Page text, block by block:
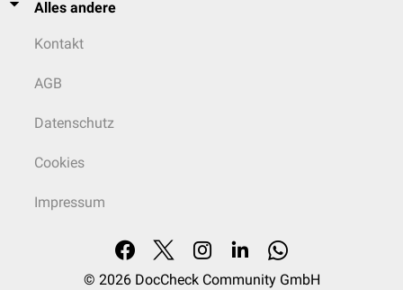
Alles andere
Kontakt
AGB
Datenschutz
Cookies
Impressum
© 2026 DocCheck Community GmbH